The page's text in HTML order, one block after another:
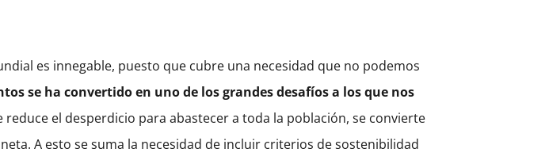
es innegable, puesto que cubre una necesidad que no podemos
se ha convertido en uno de los grandes desafíos a los que nos
el desperdicio para abastecer a toda la población, se convierte
A esto se suma la necesidad de incluir criterios de sostenibilidad